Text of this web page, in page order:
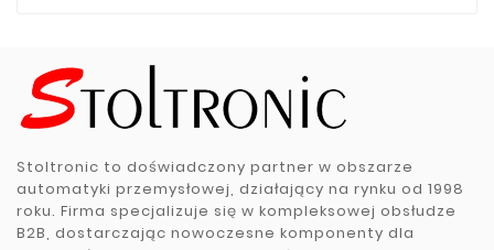
Stoltronic to doświadczony partner w obszarze
automatyki przemysłowej, działający na rynku od 1998
roku. Firma specjalizuje się w kompleksowej obsłudze
B2B, dostarczając nowoczesne komponenty dla